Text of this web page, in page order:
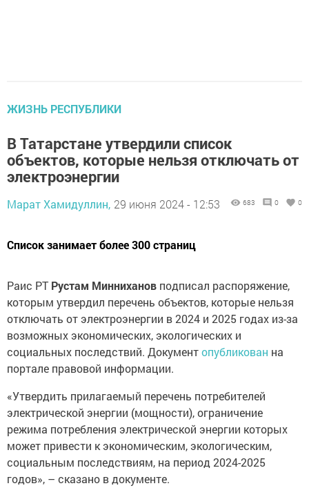
ЖИЗНЬ РЕСПУБЛИКИ
В Татарстане утвердили список
объектов, которые нельзя отключать от
электроэнергии
Марат Хамидуллин, 29 июня 2024 - 12:53 683 0 0
Список занимает более 300 страниц
Раис РТ Рустам Минниханов подписал распоряжение,
которым утвердил перечень объектов, которые нельзя
отключать от электроэнергии в 2024 и 2025 годах из-за
возможных экономических, экологических и
социальных последствий. Документопубликован на
портале правовой информации.
«Утвердить прилагаемый перечень потребителей
электрической энергии (мощности), ограничение
режима потребления электрической энергии которых
может привести к экономическим, экологическим,
социальным последствиям, на период 2024-2025
годов», – сказано в документе.